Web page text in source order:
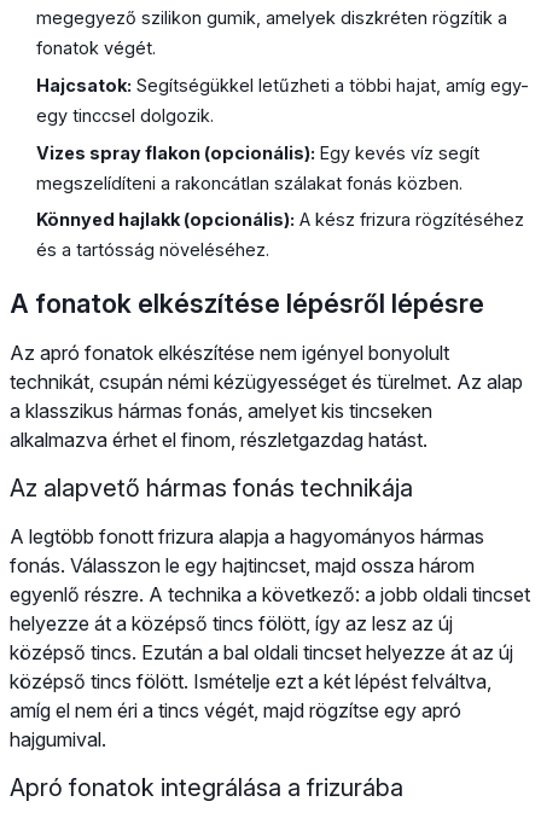
megegyező szilikon gumik, amelyek diszkréten rögzítik a
fonatok végét.
Hajcsatok: Segítségükkel letűzheti a többi hajat, amíg egy-
egy tinccsel dolgozik.
Vizes spray flakon (opcionális): Egy kevés víz segít
megszelídíteni a rakoncátlan szálakat fonás közben.
Könnyed hajlakk (opcionális): A kész frizura rögzítéséhez
és a tartósság növeléséhez.
A fonatok elkészítése lépésről lépésre
Az apró fonatok elkészítése nem igényel bonyolult
technikát, csupán némi kézügyességet és türelmet. Az alap
a klasszikus hármas fonás, amelyet kis tincseken
alkalmazva érhet el finom, részletgazdag hatást.
Az alapvető hármas fonás technikája
A legtöbb fonott frizura alapja a hagyományos hármas
fonás. Válasszon le egy hajtincset, majd ossza három
egyenlő részre. A technika a következő: a jobb oldali tincset
helyezze át a középső tincs fölött, így az lesz az új
középső tincs. Ezután a bal oldali tincset helyezze át az új
középső tincs fölött. Ismételje ezt a két lépést felváltva,
amíg el nem éri a tincs végét, majd rögzítse egy apró
hajgumival.
Apró fonatok integrálása a frizurába